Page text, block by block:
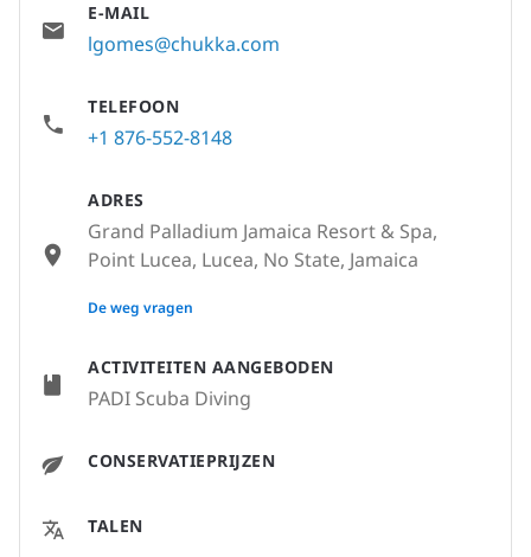
ACTIVITEITEN AANGEBODEN
PADI Scuba Diving
CONSERVATIEPRIJZEN
TALEN
E-MAIL
lgomes@chukka.com
TELEFOON
+1 876-552-8148
ADRES
Grand Palladium Jamaica Resort & Spa,
Point Lucea, Lucea, No State, Jamaica
None
De weg vragen